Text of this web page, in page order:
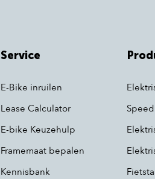
Service
E-Bike inruilen
Lease Calculator
E-bike Keuzehulp
Framemaat bepalen
Kennisbank